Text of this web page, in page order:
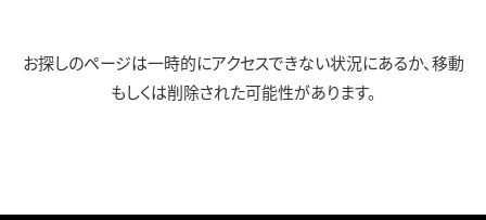
お探しのページは一時的にアクセスできない状況にあるか、移動
もしくは削除された可能性があります。